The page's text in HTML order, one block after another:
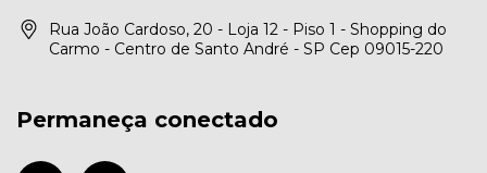
Rua João Cardoso, 20 - Loja 12 - Piso 1 - Shopping do
Carmo - Centro de Santo André - SP Cep 09015-220
Permaneça conectado